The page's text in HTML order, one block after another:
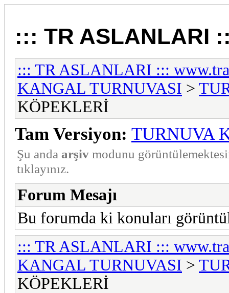
::: TR ASLANLARI
::: TR ASLANLARI :::
KANGAL TURNUVASI >
KÖPEKLERİ
Tam Versiyon: TURNUVA
Şu anda arşiv modunu
tıklayınız.
Forum Mesajı
Bu forumda ki konuları
::: TR ASLANLARI :::
KANGAL TURNUVASI >
KÖPEKLERİ